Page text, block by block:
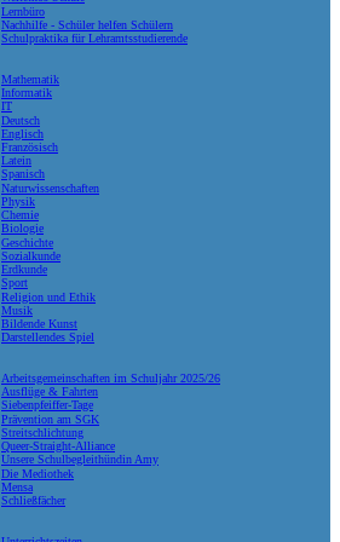
Lernbüro
Nachhilfe - Schüler helfen Schülern
Schulpraktika für Lehramtsstudierende
Mathematik
Informatik
IT
Deutsch
Englisch
Französisch
Latein
Spanisch
Naturwissenschaften
Physik
Chemie
Biologie
Geschichte
Sozialkunde
Erdkunde
Sport
Religion und Ethik
Musik
Bildende Kunst
Darstellendes Spiel
Arbeitsgemeinschaften im Schuljahr 2025/26
Ausflüge & Fahrten
Siebenpfeiffer-Tage
Prävention am SGK
Streitschlichtung
Queer-Straight-Alliance
Unsere Schulbegleithündin Amy
Die Mediothek
Mensa
Schließfächer